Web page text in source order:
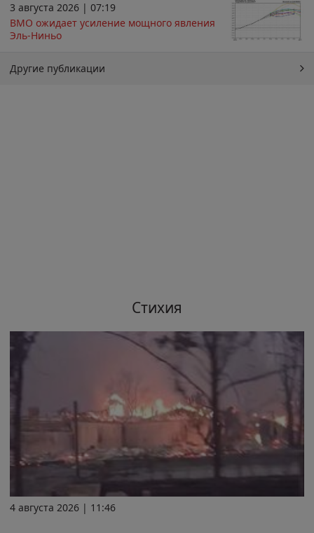
3 августа 2026 | 07:19
ВМО ожидает усиление мощного явления
Эль-Ниньо
Другие публикации
Стихия
4 августа 2026 | 11:46